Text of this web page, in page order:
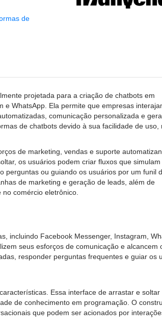
de
projetada para a criação de chatbots em
WhatsApp. Ela permite que empresas
comunicação personalizada e
de chatbots devido à sua facilidade de uso,
de marketing, vendas e suporte
os usuários podem criar fluxos que simulam
perguntas ou guiando os usuários por um funil
de marketing e geração de leads, além de
comércio eletrônico.
incluindo Facebook Messenger, Instagram,
seus esforços de comunicação e alcancem
responder perguntas frequentes e guiar os
Essa interface de arrastar e soltar
de conhecimento em programação. O
que podem ser acionados por